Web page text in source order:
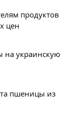
продуктов
цен
на украинскую
пшеницы из